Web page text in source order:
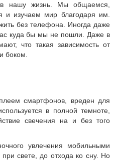
нашу жизнь. Мы общаемся,
и изучаем мир благодаря им.
без телефона. Иногда даже
куда бы мы не пошли. Даже в
что такая зависимость от
боком.
смартфонов, вреден для
в полной темноте,
свечения на и без того
увлечения мобильными
свете, до отхода ко сну. Но